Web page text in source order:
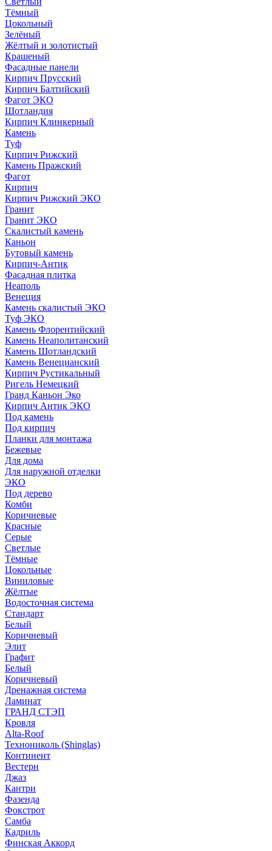
Тёмный
Цокольный
Зелёный
Жёлтый и золотистый
Крашеный
Фасадные панели
Кирпич Прусский
Кирпич Балтийский
Фагот ЭКО
Шотландия
Кирпич Клинкерный
Камень
Туф
Кирпич Рижский
Камень Пражский
Фагот
Кирпич
Кирпич Рижский ЭКО
Гранит
Гранит ЭКО
Скалистый камень
Каньон
Бутовый камень
Кирпич-Антик
Фасадная плитка
Неаполь
Венеция
Камень скалистый ЭКО
Туф ЭКО
Камень Флорентийский
Камень Неаполитанский
Камень Шотландский
Камень Венецианский
Кирпич Рустикальный
Ригель Немецкий
Гранд Каньон Эко
Кирпич Антик ЭКО
Под камень
Под кирпич
Планки для монтажа
Бежевые
Для дома
Для наружной отделки
ЭКO
Под дерево
Комби
Коричневые
Красные
Серые
Светлые
Тёмные
Цокольные
Виниловые
Жёлтые
Водосточная система
Стандарт
Белый
Коричневый
Элит
Графит
Белый
Коричневый
Дренажная система
Ламинат
ГРАНД СТЭП
Кровля
Alta-Roof
Технониколь (Shinglas)
Континент
Вестерн
Джаз
Кантри
Фазенда
Фокстрот
Самба
Кадриль
Финская Аккорд